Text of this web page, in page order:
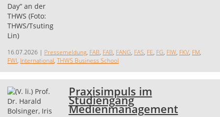
16.07.2026 | Pressemeldung, FAB, FAB, FANG, FAS, FE, FG, FIW, FKV, FM,
FWI, International, THWS Business School
Praxisimpuls im
Studiengang
Medienmanagement